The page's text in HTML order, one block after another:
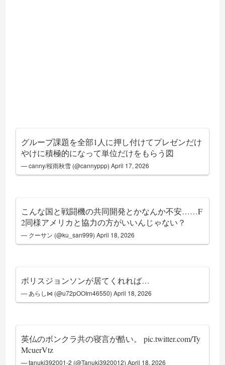
グループ課題を全部1人に押し付けてプレゼンだけ
やけに積極的になって単位だけをもらう図
— canny/桜雨秋雪 (@cannyppp)April 17, 2026
こんな国と戦闘機の共同開発とかなんか不安……F
2同様アメリカと協力の方がいいんじゃない？
— クーサン (@ku_san999)April 18, 2026
ボリスジョンソンが居てくれれば…
— あらし⋈ (@u72pOOIrn46550)April 18, 2026
英仏のボンクラ共の寝言が酷い。pic.twitter.com/Ty
McuerVtz
— tanuki392001-2 (@Tanuki3920012)April 18, 2026